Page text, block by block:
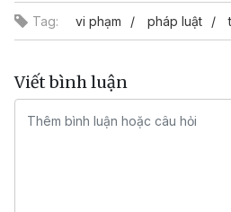
Tag: vi phạm pháp luật
Viết bình luận